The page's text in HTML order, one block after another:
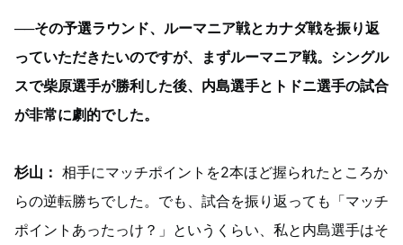
──その予選ラウンド、ルーマニア戦とカナダ戦を振り返
っていただきたいのですが、まずルーマニア戦。シングル
スで柴原選手が勝利した後、内島選手とトドニ選手の試合
が非常に劇的でした。
杉山： 相手にマッチポイントを2本ほど握られたところか
らの逆転勝ちでした。でも、試合を振り返っても「マッチ
ポイントあったっけ？」というくらい、私と内島選手はそ